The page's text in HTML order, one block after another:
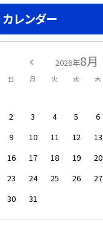
カレンダー
2026年8月
日 月 火 水 木
2
3 4 5 6
9
10 11 12 13
16
17 18 19 20
23
24 25 26 27
30
31